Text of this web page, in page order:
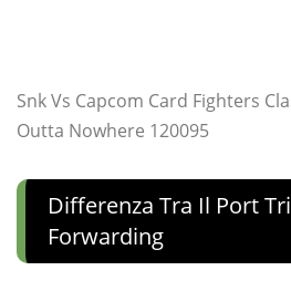
Snk Vs Capcom Card Fighters
Outta Nowhere 120095
Differenza Tra Il Port
Forwarding